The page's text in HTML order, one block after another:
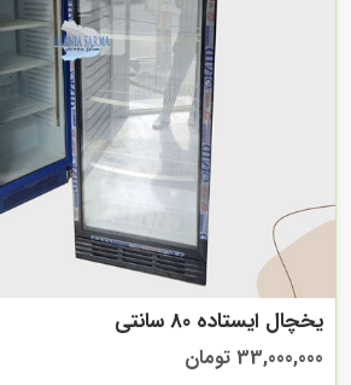
یخچال ایستاده 80 سانتی
33,000,000 تومان